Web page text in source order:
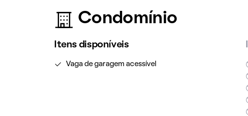
Condomínio
Itens disponíveis
Vaga de garagem acessível